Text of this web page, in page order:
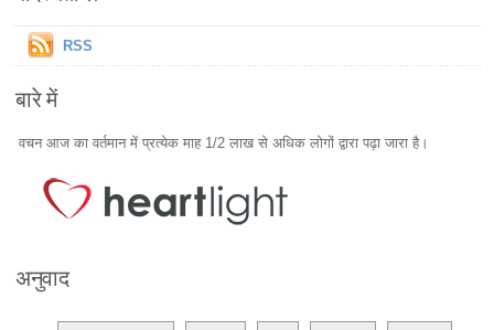
RSS
बारे में
वचन आज का वर्तमान में प्रत्येक माह 1/2 लाख से अधिक लोगों द्वारा पढ़ा जारा है।
अनुवाद